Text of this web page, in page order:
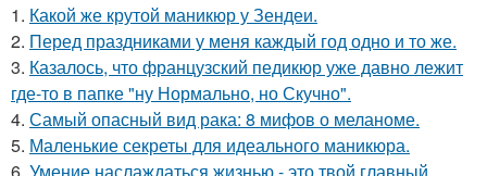
1. Какой же крутой маникюр у Зендеи.
2. Перед праздниками у меня каждый год одно и то же.
3. Казалось, что французский педикюр уже давно лежит
где-то в папке "ну Нормально, но Скучно".
4. Самый опасный вид рака: 8 мифов о меланоме.
5. Маленькие секреты для идеального маникюра.
6. Умение наслаждаться жизнью - это твой главный